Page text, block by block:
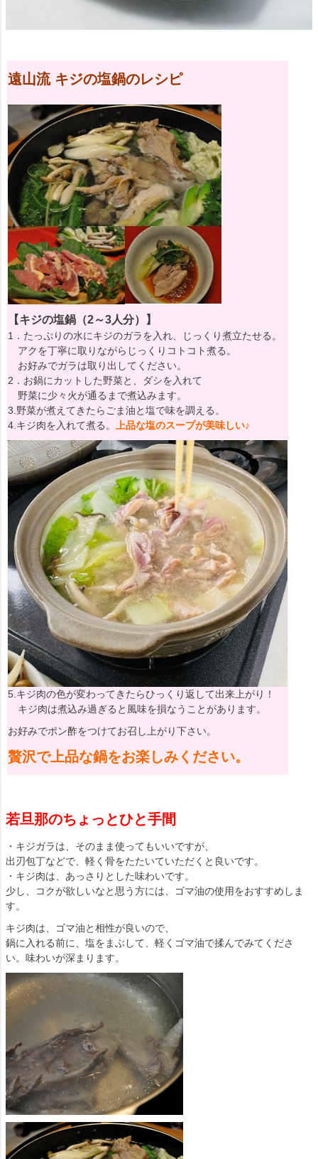
遠山流 キジの塩鍋のレシピ
【キジの塩鍋（2～3人分）】
1．たっぷりの水にキジのガラを入れ、じっくり煮立たせる。
アクを丁寧に取りながらじっくりコトコト煮る。
お好みでガラは取り出してください。
2．お鍋にカットした野菜と、ダシを入れて
野菜に少々火が通るまで煮込みます。
3.野菜が煮えてきたらごま油と塩で味を調える。
4.キジ肉を入れて煮る。 上品な塩のスープが美味しい♪
5.キジ肉の色が変わってきたらひっくり返して出来上がり！
キジ肉は煮込み過ぎると風味を損なうことがあります。
お好みでポン酢をつけてお召し上がり下さい。
贅沢で上品な鍋をお楽しみください。
若旦那のちょっとひと手間
・キジガラは、そのまま使ってもいいですが、
出刃包丁などで、軽く骨をたたいていただくと良いです。
・キジ肉は、あっさりとした味わいです。
少し、コクが欲しいなと思う方には、ゴマ油の使用をおすすめしま
す。
キジ肉は、ゴマ油と相性が良いので、
鍋に入れる前に、塩をまぶして、軽くゴマ油で揉んでみてくださ
い。味わいが深まります。